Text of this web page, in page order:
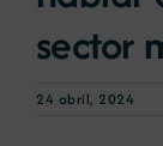
sector
24 abril, 2024